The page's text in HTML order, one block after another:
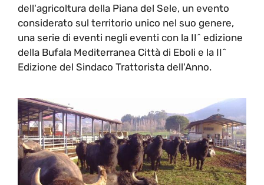
dell'agricoltura della Piana del Sele, un evento
considerato sul territorio unico nel suo genere,
una serie di eventi negli eventi con la II^ edizione
della Bufala Mediterranea Città di Eboli e la II^
Edizione del Sindaco Trattorista dell'Anno.